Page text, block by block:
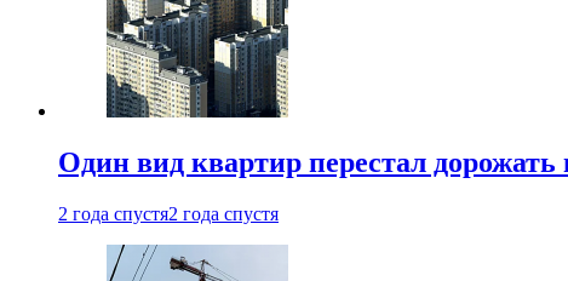
Один вид квартир перестал дорожать
2 года спустя2 года спустя